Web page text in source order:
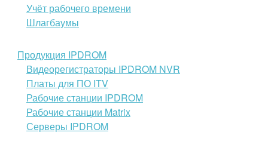
Учёт рабочего времени
Шлагбаумы
Продукция IPDROM
Видеорегистраторы IPDROM NVR
Платы для ПО ITV
Рабочие станции IPDROM
Рабочие станции Matrix
Серверы IPDROM